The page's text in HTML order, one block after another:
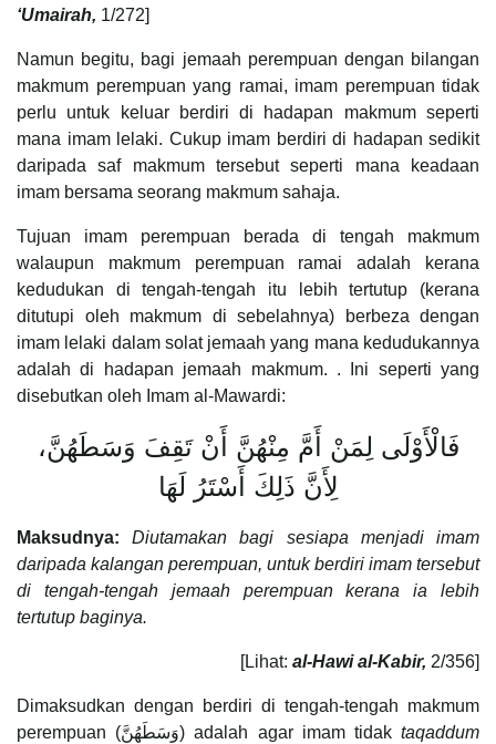
‘Umairah, 1/272]
Namun begitu, bagi jemaah perempuan dengan bilangan
makmum perempuan yang ramai, imam perempuan tidak
perlu untuk keluar berdiri di hadapan makmum seperti
mana imam lelaki. Cukup imam berdiri di hadapan sedikit
daripada saf makmum tersebut seperti mana keadaan
imam bersama seorang makmum sahaja.
Tujuan imam perempuan berada di tengah makmum
walaupun makmum perempuan ramai adalah kerana
kedudukan di tengah-tengah itu lebih tertutup (kerana
ditutupi oleh makmum di sebelahnya) berbeza dengan
imam lelaki dalam solat jemaah yang mana kedudukannya
adalah di hadapan jemaah makmum. . Ini seperti yang
disebutkan oleh Imam al-Mawardi:
فَالْأَوْلَى لِمَنْ أَمَّ مِنْهُنَّ أَنْ تَقِفَ وَسَطَهُنَّ،
لِأَنَّ ذَلِكَ أَسْتَرُ لَهَا
Maksudnya:
Diutamakan bagi sesiapa menjadi imam
daripada kalangan perempuan, untuk berdiri imam tersebut
di tengah-tengah jemaah perempuan kerana ia lebih
tertutup baginya.
[Lihat: al-Hawi al-Kabir, 2/356]
Dimaksudkan dengan berdiri di tengah-tengah makmum
perempuan (وَسَطَهُنَّ) adalah agar imam tidaktaqaddum